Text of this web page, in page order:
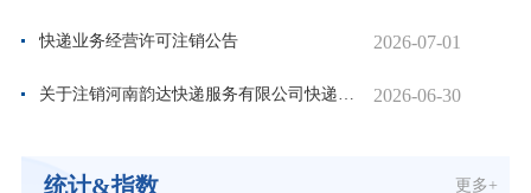
快递业务经营许可注销公告 2026-07-01
关于注销河南韵达快递服务有限公司快递业务经营许可证的公示 2026-06-30
统计&指数 更多+